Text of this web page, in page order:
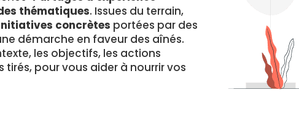
thématiques. Issues du terrain,
concrètes portées par des
démarche en faveur des aînés.
les objectifs, les actions
pour vous aider à nourrir vos